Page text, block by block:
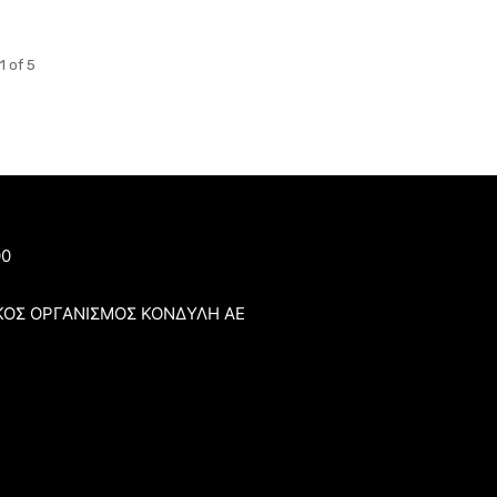
of 5
ΟΡΓΑΝΙΣΜΟΣ ΚΟΝΔΥΛΗ ΑΕ